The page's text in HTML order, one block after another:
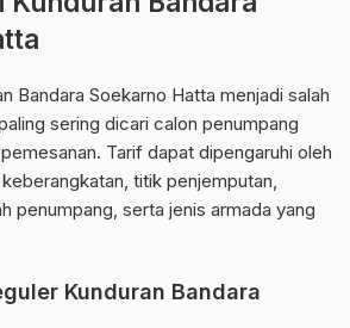
Bandara Soekarno Hatta menjadi salah
sering dicari calon penumpang
Tarif dapat dipengaruhi oleh
titik penjemputan,
penumpang, serta jenis armada yang
Kunduran Bandara